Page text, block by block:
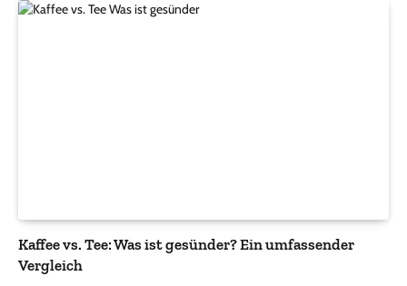
Kaffee vs. Tee: Was ist gesünder? Ein umfassender
Vergleich